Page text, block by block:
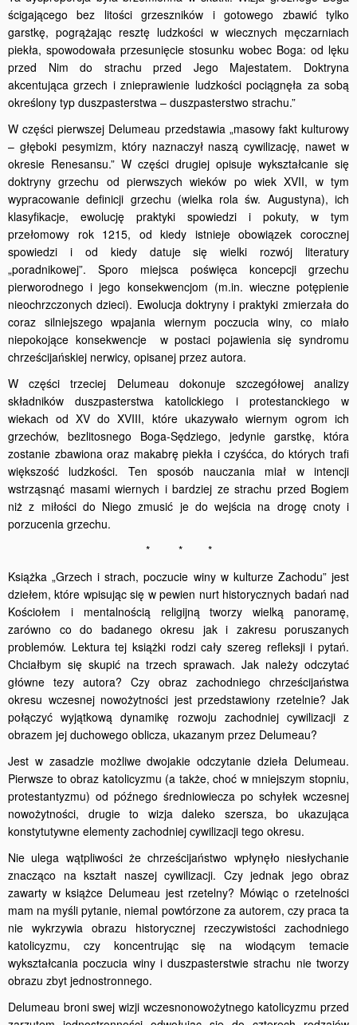
ścigającego bez litości grzeszników i gotowego zbawić tylko
garstkę, pogrążając resztę ludzkości w wiecznych męczarniach
piekła, spowodowała przesunięcie stosunku wobec Boga: od lęku
przed Nim do strachu przed Jego Majestatem. Doktryna
akcentująca grzech i znieprawienie ludzkości pociągnęła za sobą
określony typ duszpasterstwa – duszpasterstwo strachu.”
W części pierwszej Delumeau przedstawia „masowy fakt kulturowy
– głęboki pesymizm, który naznaczył naszą cywilizację, nawet w
okresie Renesansu.” W części drugiej opisuje wykształcanie się
doktryny grzechu od pierwszych wieków po wiek XVII, w tym
wypracowanie definicji grzechu (wielka rola św. Augustyna), ich
klasyfikacje, ewolucję praktyki spowiedzi i pokuty, w tym
przełomowy rok 1215, od kiedy istnieje obowiązek corocznej
spowiedzi i od kiedy datuje się wielki rozwój literatury
„poradnikowej”. Sporo miejsca poświęca koncepcji grzechu
pierworodnego i jego konsekwencjom (m.in. wieczne potępienie
nieochrzczonych dzieci). Ewolucja doktryny i praktyki zmierzała do
coraz silniejszego wpajania wiernym poczucia winy, co miało
niepokojące konsekwencje w postaci pojawienia się syndromu
chrześcijańskiej nerwicy, opisanej przez autora.
W części trzeciej Delumeau dokonuje szczegółowej analizy
składników duszpasterstwa katolickiego i protestanckiego w
wiekach od XV do XVIII, które ukazywało wiernym ogrom ich
grzechów, bezlitosnego Boga-Sędziego, jedynie garstkę, która
zostanie zbawiona oraz makabrę piekła i czyśćca, do których trafi
większość ludzkości. Ten sposób nauczania miał w intencji
wstrząsnąć masami wiernych i bardziej ze strachu przed Bogiem
niż z miłości do Niego zmusić je do wejścia na drogę cnoty i
porzucenia grzechu.
* * *
Książka „Grzech i strach, poczucie winy w kulturze Zachodu” jest
dziełem, które wpisując się w pewien nurt historycznych badań nad
Kościołem i mentalnością religijną tworzy wielką panoramę,
zarówno co do badanego okresu jak i zakresu poruszanych
problemów. Lektura tej książki rodzi cały szereg refleksji i pytań.
Chciałbym się skupić na trzech sprawach. Jak należy odczytać
główne tezy autora? Czy obraz zachodniego chrześcijaństwa
okresu wczesnej nowożytności jest przedstawiony rzetelnie? Jak
połączyć wyjątkową dynamikę rozwoju zachodniej cywilizacji z
obrazem jej duchowego oblicza, ukazanym przez Delumeau?
Jest w zasadzie możliwe dwojakie odczytanie dzieła Delumeau.
Pierwsze to obraz katolicyzmu (a także, choć w mniejszym stopniu,
protestantyzmu) od późnego średniowiecza po schyłek wczesnej
nowożytności, drugie to wizja daleko szersza, bo ukazująca
konstytutywne elementy zachodniej cywilizacji tego okresu.
Nie ulega wątpliwości że chrześcijaństwo wpłynęło niesłychanie
znacząco na kształt naszej cywilizacji. Czy jednak jego obraz
zawarty w książce Delumeau jest rzetelny? Mówiąc o rzetelności
mam na myśli pytanie, niemal powtórzone za autorem, czy praca ta
nie wykrzywia obrazu historycznej rzeczywistości zachodniego
katolicyzmu, czy koncentrując się na wiodącym temacie
wykształcania poczucia winy i duszpasterstwie strachu nie tworzy
obrazu zbyt jednostronnego.
Delumeau broni swej wizji wczesnonowożytnego katolicyzmu przed